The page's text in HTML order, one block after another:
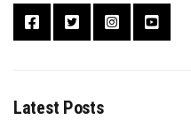
Latest Posts